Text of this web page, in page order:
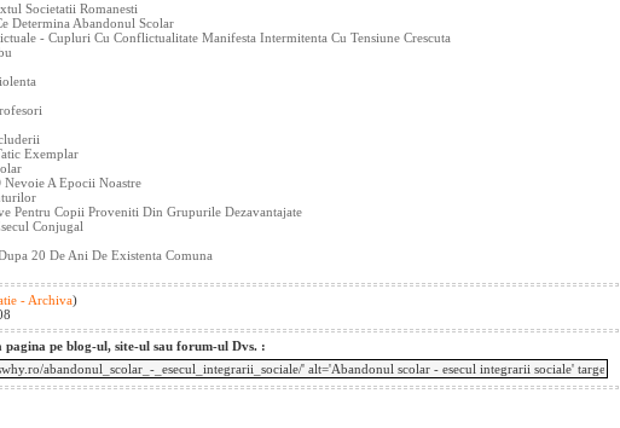
Societatii Romanesti
Determina Abandonul Scolar
- Cupluri Cu Conflictualitate Manifesta Intermitenta Cu Tensiune Crescuta
Exemplar
Nevoie A Epocii Noastre
Pentru Copii Proveniti Din Grupurile Dezavantajate
Conjugal
20 De Ani De Existenta Comuna
- Archiva)
pagina pe blog-ul, site-ul sau forum-ul Dvs. :